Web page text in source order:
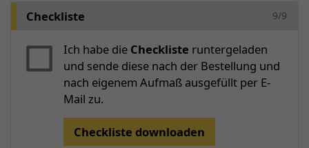
Checkliste 9/9
Ich habe die Checkliste runtergeladen
und sende diese nach der Bestellung und
nach eigenem Aufmaß ausgefüllt per E-
Mail zu.
Checkliste downloaden